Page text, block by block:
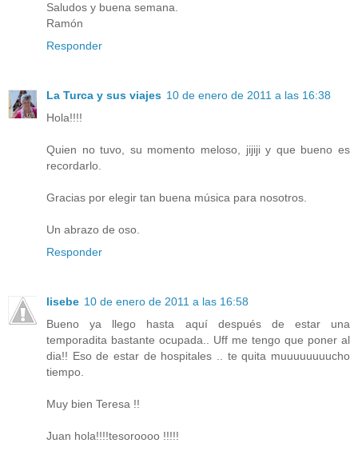
Saludos y buena semana.
Ramón
Responder
La Turca y sus viajes 10 de enero de 2011 a las 16:38
Hola!!!!
Quien no tuvo, su momento meloso, jijiji y que bueno es
recordarlo.
Gracias por elegir tan buena música para nosotros.
Un abrazo de oso.
Responder
lisebe 10 de enero de 2011 a las 16:58
Bueno ya llego hasta aquí después de estar una
temporadita bastante ocupada.. Uff me tengo que poner al
dia!! Eso de estar de hospitales .. te quita muuuuuuuucho
tiempo.
Muy bien Teresa !!
Juan hola!!!!tesoroooo !!!!!